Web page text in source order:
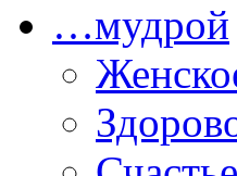
…мудрой